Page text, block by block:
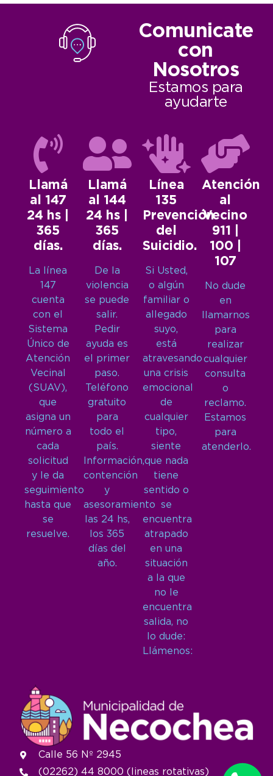
Comunicate
con
Nosotros
Estamos para
ayudarte
Llamá
al 147
24 hs |
365
días.
La línea
147
cuenta
con el
Sistema
Único de
Atención
Vecinal
(SUAV),
que
asigna un
número a
cada
solicitud
y le da
seguimiento
hasta que
se
resuelve.
Llamá
al 144
24 hs |
365
días.
De la
violencia
se puede
salir.
Pedir
ayuda es
el primer
paso.
Teléfono
gratuito
para
todo el
país.
Información,
contención
y
asesoramiento
las 24 hs,
los 365
días del
año.
Línea
135
Prevención
del
Suicidio.
Si Usted,
o algún
familiar o
allegado
suyo,
está
atravesando
una crisis
emocional
de
cualquier
tipo,
siente
que nada
tiene
sentido o
se
encuentra
atrapado
en una
situación
a la que
no le
encuentra
salida, no
lo dude:
Llámenos:
Atención
al
Vecino
911 |
100 |
107
No dude
en
llamarnos
para
realizar
cualquier
consulta
o
reclamo.
Estamos
para
atenderlo.
Calle 56 Nº 2945
(02262) 44 8000 (lineas rotativas)